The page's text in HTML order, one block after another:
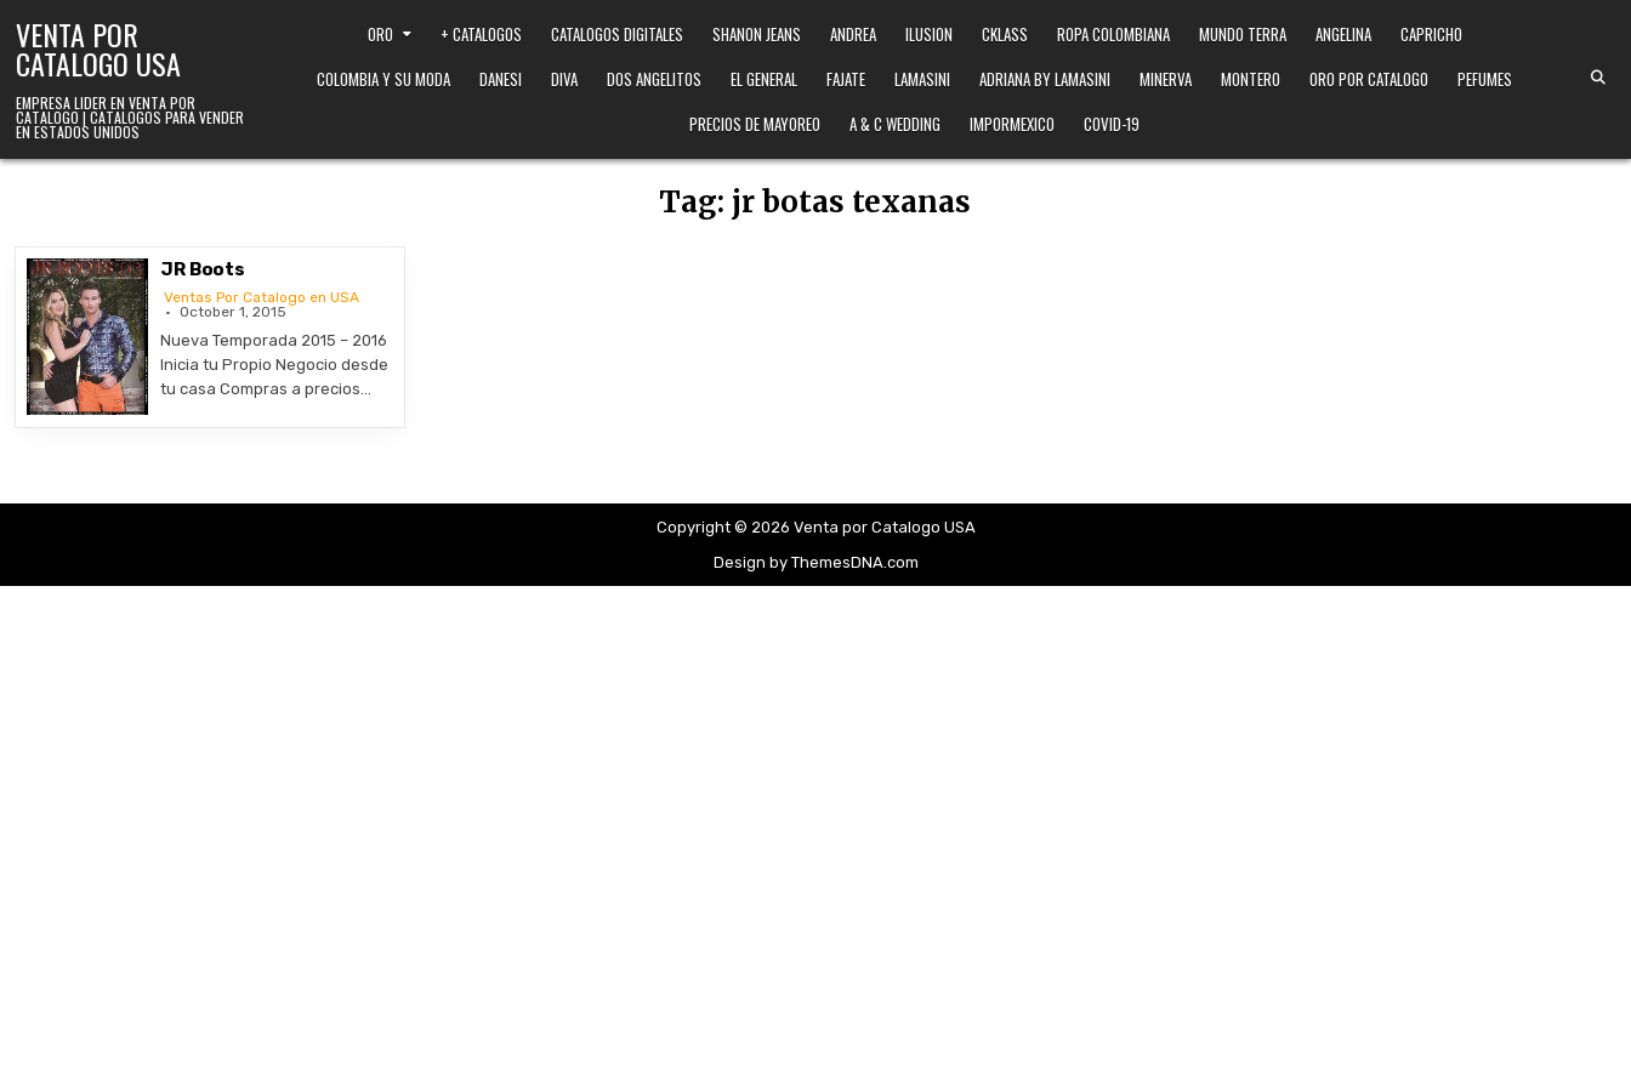
VENTA POR
CATALOGO USA
EMPRESA LIDER EN VENTA POR
CATALOGO | CATALOGOS PARA VENDER
EN ESTADOS UNIDOS
ORO + CATALOGOS CATALOGOS DIGITALES SHANON JEANS ANDREA ILUSION CKLASS ROPA COLOMBIANA MUNDO TERRA ANGELINA
CAPRICHO
COLOMBIA Y SU MODA
DANESI DIVA DOS ANGELITOS EL GENERAL FAJATE LAMASINI ADRIANA BY LAMASINI MINERVA MONTERO ORO POR CATALOGO
PEFUMES
PRECIOS DE MAYOREO
A & C WEDDING IMPORMEXICO COVID-19
Tag: jr botas texanas
JR Boots
Ventas Por Catalogo en USA
October 1, 2015
Nueva Temporada 2015 – 2016
Inicia tu Propio Negocio desde
tu casa Compras a precios…
Copyright © 2026 Venta por Catalogo USA
Design by ThemesDNA.com